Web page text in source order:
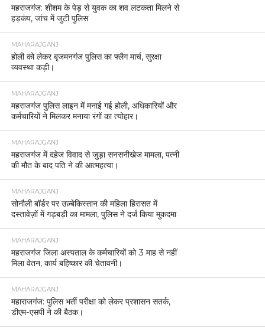
महराजगंज: शीशम के पेड़ से युवक का शव लटकता मिलने से
हड़कंप, जांच में जुटी पुलिस
MAHARAJGANJ
होली को लेकर बृजमनगंज पुलिस का फ्लैग मार्च, सुरक्षा
व्यवस्था कड़ी।
MAHARAJGANJ
महराजगंज पुलिस लाइन में मनाई गई होली, अधिकारियों और
कर्मचारियों ने मिलकर मनाया रंगों का त्योहार।
MAHARAJGANJ
महराजगंज में दहेज विवाद से जुड़ा सनसनीखेज मामला, पत्नी
की मौत के बाद पति ने की आत्महत्या।
MAHARAJGANJ
सोनौली बॉर्डर पर उज़्बेकिस्तान की महिला हिरासत में
दस्तावेज़ों में गड़बड़ी का मामला, पुलिस ने दर्ज किया मुकदमा
MAHARAJGANJ
महराजगंज जिला अस्पताल के कर्मचारियों को 3 माह से नहीं
मिला वेतन, कार्य बहिष्कार की चेतावनी।
MAHARAJGANJ
महाराजगंज: पुलिस भर्ती परीक्षा को लेकर प्रशासन सतर्क,
डीएम-एसपी ने की बैठक।